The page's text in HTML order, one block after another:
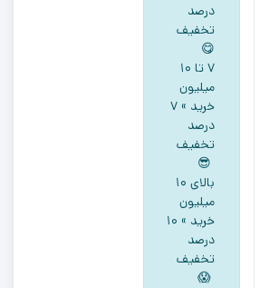
درصد
تخفیف
😋
۷ تا ۱۰
میلیون
خرید » ۷
درصد
تخفیف
😎
بالای ۱۰
میلیون
خرید » ۱۰
درصد
تخفیف
😱